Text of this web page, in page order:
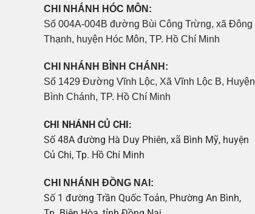
CHI NHÁNH HÓC MÔN:
Số 004A-004B đường Bùi Công Trừng, xã Đông
Thạnh, huyện Hóc Môn, TP. Hồ Chí Minh
CHI NHÁNH BÌNH CHÁNH:
Số 1429 Đường Vĩnh Lộc, Xã Vĩnh Lộc B, Huyện
Bình Chánh, TP. Hồ Chí Minh
CHI NHÁNH CỦ CHI:
Số 48A đường Hà Duy Phiên, xã Bình Mỹ, huyện
Củ Chi, Tp. Hồ Chí Minh
CHI NHÁNH ĐỒNG NAI:
Số 1 đường Trần Quốc Toản, Phường An Bình,